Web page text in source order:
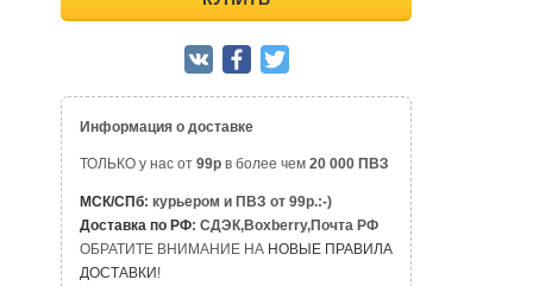
Информация о доставке
ТОЛЬКО у нас от 99р в более чем 20 000 ПВЗ
МСК/СПб: курьером и ПВЗ от 99р.:-)
Доставка по РФ: СДЭК,Boxberry,Почта РФ
ОБРАТИТЕ ВНИМАНИЕ НА НОВЫЕ ПРАВИЛА
ДОСТАВКИ!